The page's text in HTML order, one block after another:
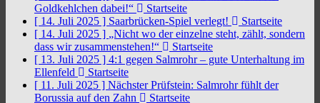
Goldkehlchen dabei!“
Startseite
[ 14. Juli 2025 ] Saarbrücken-Spiel verlegt!
Startseite
[ 14. Juli 2025 ] „Nicht wo der einzelne steht, zählt, sondern
dass wir zusammenstehen!“
Startseite
[ 13. Juli 2025 ] 4:1 gegen Salmrohr – gute Unterhaltung im
Ellenfeld
Startseite
[ 11. Juli 2025 ] Nächster Prüfstein: Salmrohr fühlt der
Borussia auf den Zahn
Startseite